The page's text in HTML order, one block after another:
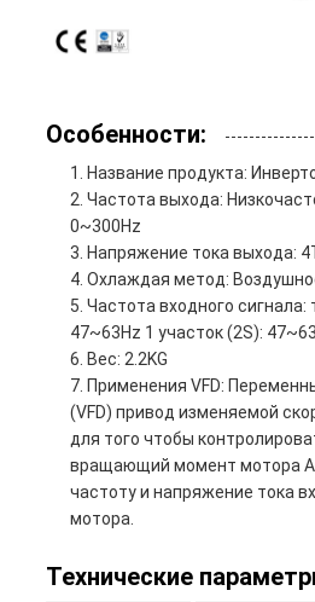
Особенности:
Название продукта:
Частота выхода:
0~300Hz
Напряжение тока выхода:
Охлаждая метод:
Частота входного
47~63Hz 1 участок (2S):
Вес: 2.2KG
Применения VFD:
(VFD) привод изменяемой
для того чтобы
вращающий момент мотора
частоту и напряжение тока
мотора.
Технические